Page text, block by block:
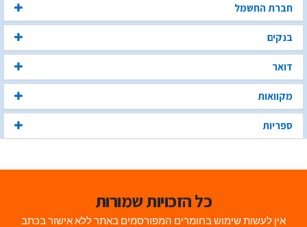
חברת החשמל
בנקים
דואר
מקוואות
ספריות
כל הזכויות שמורות
אין לעשות שימוש בחומרים המפורסמים באתר ללא אישור בכתב